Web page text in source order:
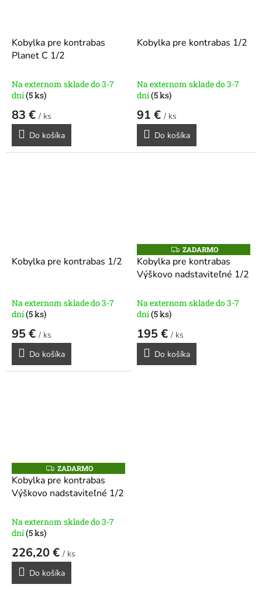
Kobylka pre kontrabas
Planet C 1/2
Na externom sklade do 3-7
dní(5 ks)
83 € / ks
Do košíka
Kobylka pre kontrabas 1/2
Na externom sklade do 3-7
dní(5 ks)
91 € / ks
Do košíka
Kobylka pre kontrabas 1/2
Na externom sklade do 3-7
dní(5 ks)
95 € / ks
Do košíka
Z
A
D
A
ZADARMO
Kobylka pre kontrabas
Výškovo nadstaviteľné 1/2
Na externom sklade do 3-7
dní(5 ks)
195 € / ks
Do košíka
Z
A
D
A
ZADARMO
Kobylka pre kontrabas
Výškovo nadstaviteľné 1/2
Na externom sklade do 3-7
dní(5 ks)
226,20 € / ks
Do košíka